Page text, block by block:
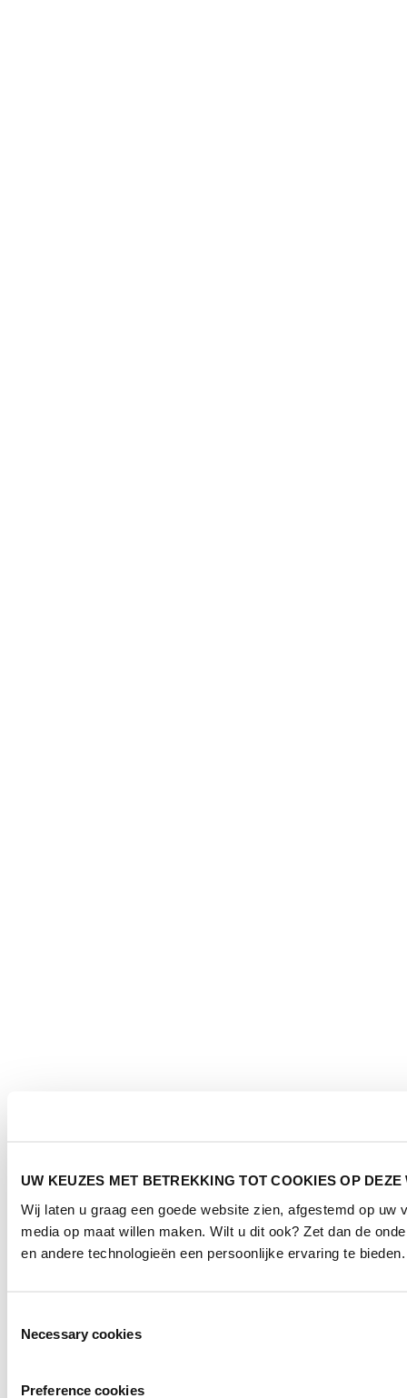
UW KEUZES MET BETREKKING TOT COOKIES OP DEZE
Wij laten u graag een goede website zien, afgestemd op
media op maat willen maken. Wilt u dit ook? Zet dan de
en andere technologieën een persoonlijke ervaring te bieden.
Necessary cookies
Preference cookies